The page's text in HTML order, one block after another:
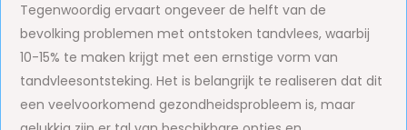
Tegenwoordig ervaart ongeveer de helft van de
bevolking problemen met ontstoken tandvlees, waarbij
10-15% te maken krijgt met een ernstige vorm van
tandvleesontsteking. Het is belangrijk te realiseren dat dit
een veelvoorkomend gezondheidsprobleem is, maar